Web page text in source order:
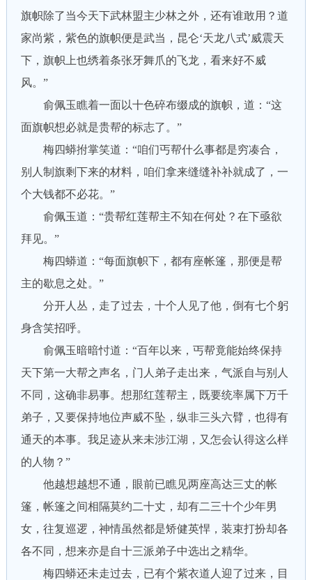
旗帜除了当今天下武林盟主少林之外，还有谁敢用？道
家尚紫，紫色的旗帜便是武当，昆仑‘天龙八式’威震天
下，旗帜上也绣着条张牙舞爪的飞龙，看来好不威
风。”
俞佩玉瞧着一面以十色碎布缀成的旗帜，道：“这
面旗帜想必就是贵帮的标志了。”
梅四蟒拊掌笑道：“咱们丐帮什么事都是穷凑合，
别人制旗剩下来的材料，咱们拿来缝缝补补就成了，一
个大钱都不必花。”
俞佩玉道：“贵帮红莲帮主不知在何处？在下亟欲
拜见。”
梅四蟒道：“每面旗帜下，都有座帐篷，那便是帮
主的歇息之处。”
分开人丛，走了过去，十个人见了他，倒有七个躬
身含笑招呼。
俞佩玉暗暗忖道：“百年以来，丐帮竟能始终保持
天下第一大帮之声名，门人弟子走出来，气派自与别人
不同，这确非易事。想那红莲帮主，既要统率属下万千
弟子，又要保持地位声威不坠，纵非三头六臂，也得有
通天的本事。我足迹从来未涉江湖，又怎会认得这么样
的人物？”
他越想越想不通，眼前已瞧见两座高达三丈的帐
篷，帐篷之间相隔莫约二十丈，却有二三十个少年男
女，往复巡逻，神情虽然都是矫健英悍，装束打扮却各
各不同，想来亦是自十三派弟子中选出之精华。
梅四蟒还未走过去，已有个紫衣道人迎了过来，目